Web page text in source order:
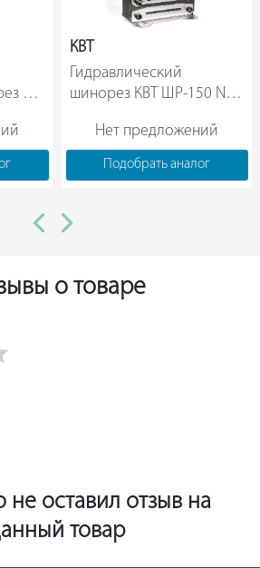
КВТ
Гидравлический
шинорез КВТ ШР-150 NEO
Нет предложений
Подобрать аналог
о товаре
не оставил отзыв на
товар